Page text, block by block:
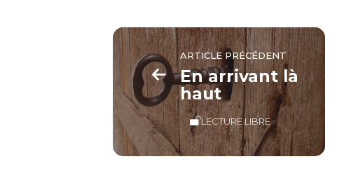
ARTICLE PRÉCÉDENT
En arrivant là
haut
LECTURE LIBRE